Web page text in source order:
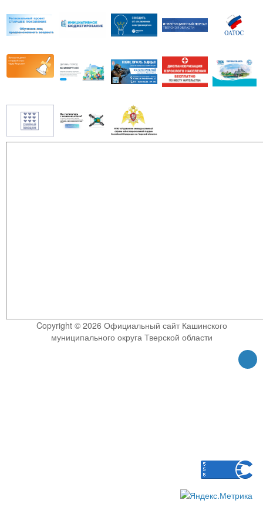
Copyright © 2026 Официальный сайт Кашинского
муниципального округа Тверской области